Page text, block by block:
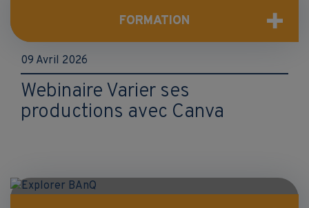
FORMATION
09 Avril 2026
Webinaire Varier ses
productions avec Canva